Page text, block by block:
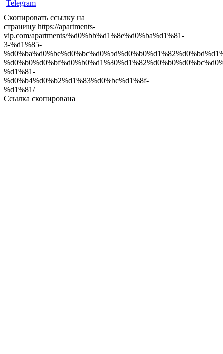
Скопировать ссылку на
страницу https://apartments-
vip.com/apartments/%d0%bb%d1%8e%d0%ba%d1%81-
3-%d1%85-
%d1%81-
%d0%b4%d0%b2%d1%83%d0%bc%d1%8f-
%d1%81/
Ссылка скопирована